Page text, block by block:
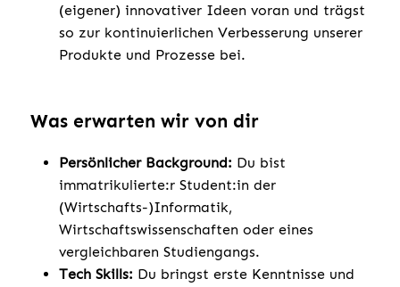
(eigener) innovativer Ideen voran und trägst
so zur kontinuierlichen Verbesserung unserer
Produkte und Prozesse bei.
Was erwarten wir von dir
Persönlicher Background: Du bist
immatrikulierte:r Student:in der
(Wirtschafts-)Informatik,
Wirtschaftswissenschaften oder eines
vergleichbaren Studiengangs.
Tech Skills: Du bringst erste Kenntnisse und